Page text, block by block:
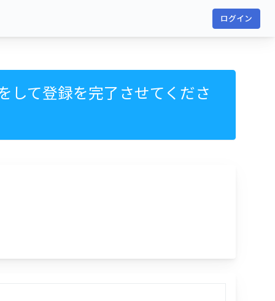
ログイン
して登録を完了させてくださ